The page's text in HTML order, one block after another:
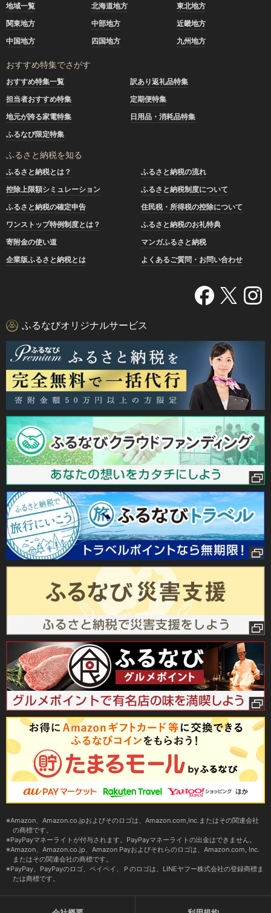
地域一覧 北海道地方
東北地方
関東地方
中部地方
近畿地方
中国地方
四国地方 九州地方
おすすめ特集でさがす
おすすめ特集一覧
訳あり返礼品特集
担当者おすすめ特集
定期便特集
地元が誇る家電特集
日用品・消耗品特集
ふるなび限定特集
ふるさと納税を知る
ふるさと納税とは？
ふるさと納税の流れ
控除上限額シミュレーション
ふるさと納税制度について
ふるさと納税の確定申告
住民税・所得税の控除について
ワンストップ特例制度とは？
ふるさと納税のお礼特典
寄附金の使い道
マンガふるさと納税
企業版ふるさと納税とは
よくあるご質問・お問い合わせ
ふるなびオリジナルサービス
Amazon、Amazon.co.jpおよびそのロゴは、Amazon.com,Inc.またはその関連会社
の商標です。
PayPayマネーライトが付与されます。PayPayマネーライトの出金はできません。
Amazon、Amazon.co.jp、Amazon Payおよびそれらのロゴは、Amazon.com, Inc.
またはその関連会社の商標です。
PayPay、PayPayのロゴ、ペイペイ、Ｐのロゴは、LINEヤフー株式会社の登録商標ま
たは商標です。